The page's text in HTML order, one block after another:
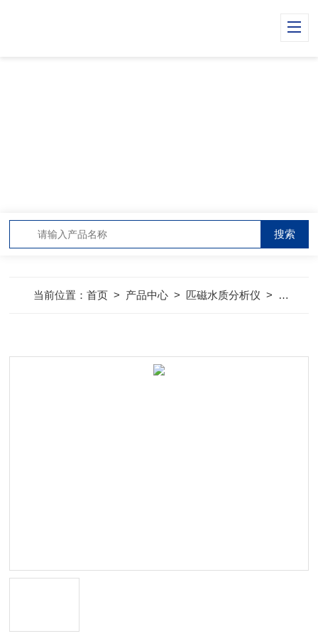
当前位置：首页 > 产品中心 > 匹磁水质分析仪 > 匹磁在